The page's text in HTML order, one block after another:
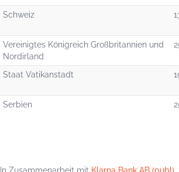
Schweiz
Vereinigtes Königreich Großbritannien und
Nordirland
Staat Vatikanstadt
Serbien